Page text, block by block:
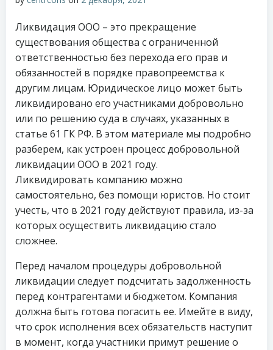
Ликвидация ООО – это прекращение
существования общества с ограниченной
ответственностью без перехода его прав и
обязанностей в порядке правопреемства к
другим лицам. Юридическое лицо может быть
ликвидировано его участниками добровольно
или по решению суда в случаях, указанных в
статье 61 ГК РФ. В этом материале мы подробно
разберем, как устроен процесс добровольной
ликвидации ООО в 2021 году.
Ликвидировать компанию можно
самостоятельно, без помощи юристов. Но стоит
учесть, что в 2021 году действуют правила, из-за
которых осуществить ликвидацию стало
сложнее.
Перед началом процедуры добровольной
ликвидации следует подсчитать задолженность
перед контрагентами и бюджетом. Компания
должна быть готова погасить ее. Имейте в виду,
что срок исполнения всех обязательств наступит
в момент, когда участники примут решение о